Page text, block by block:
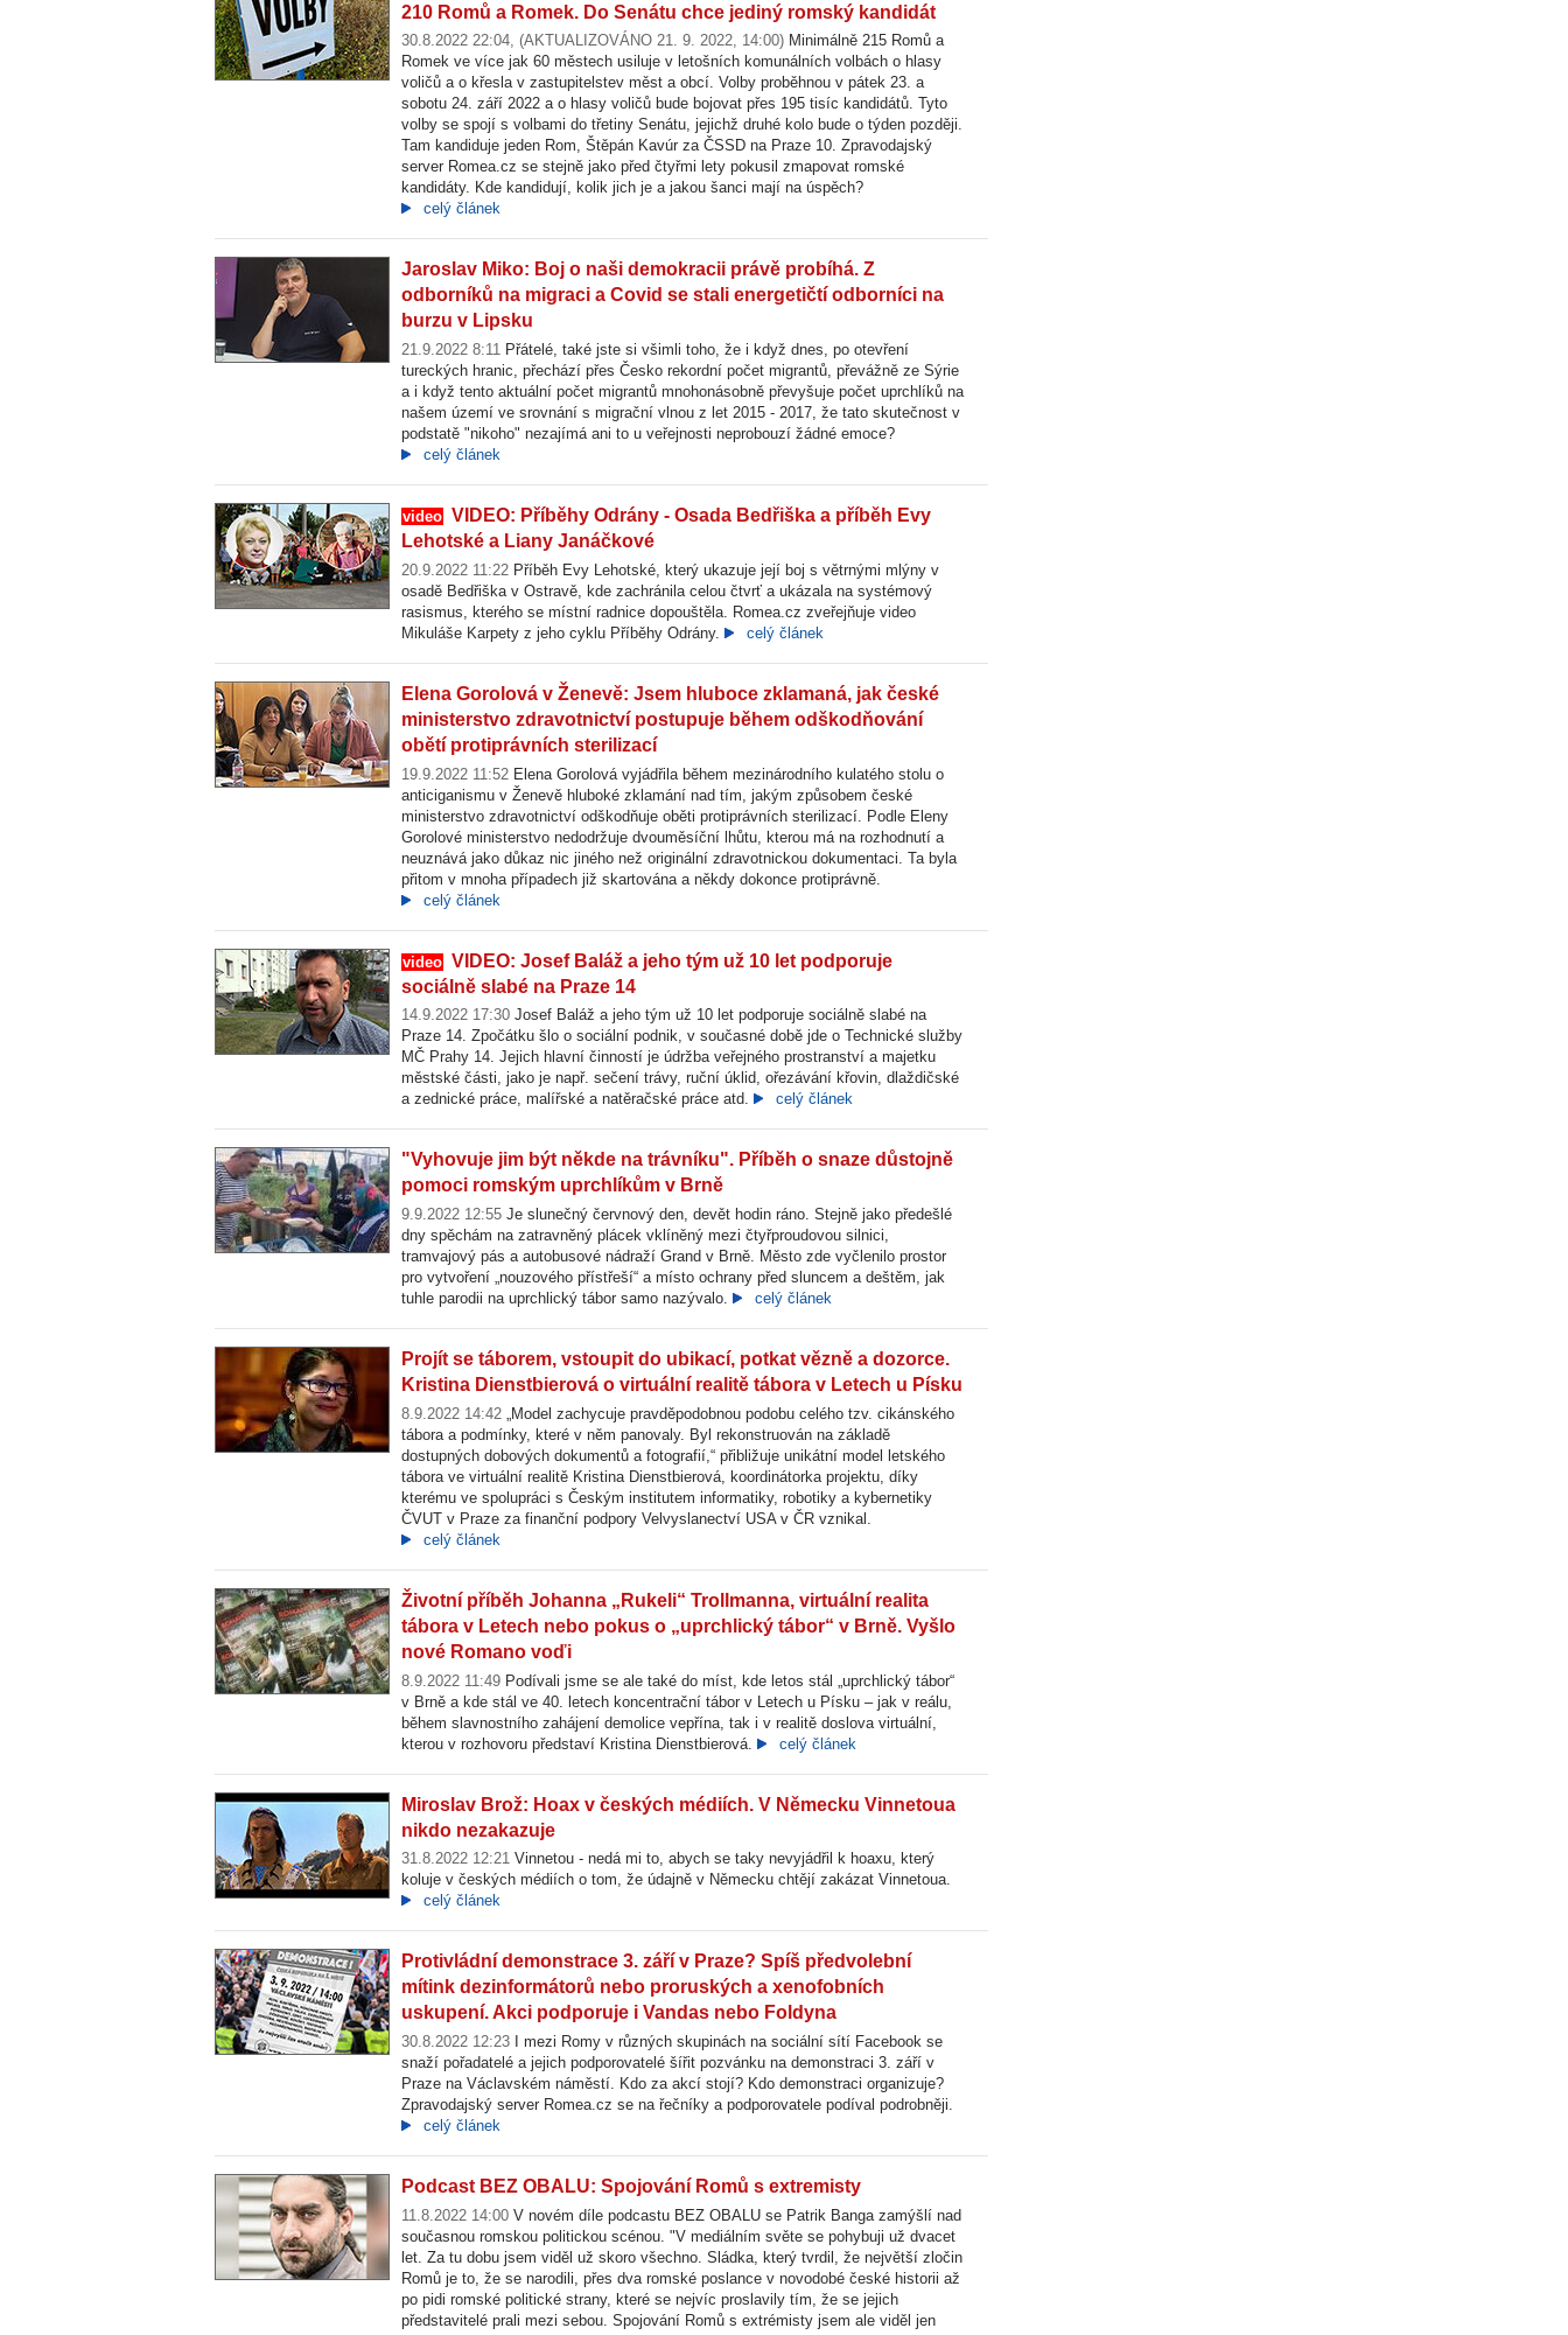
210 Romů a Romek. Do Senátu chce jediný romský kandidát
30.8.2022 22:04, (AKTUALIZOVÁNO 21. 9. 2022, 14:00) Minimálně 215 Romů a
Romek ve více jak 60 městech usiluje v letošních komunálních volbách o hlasy
voličů a o křesla v zastupitelstev měst a obcí. Volby proběhnou v pátek 23. a
sobotu 24. září 2022 a o hlasy voličů bude bojovat přes 195 tisíc kandidátů. Tyto
volby se spojí s volbami do třetiny Senátu, jejichž druhé kolo bude o týden později.
Tam kandiduje jeden Rom, Štěpán Kavúr za ČSSD na Praze 10. Zpravodajský
server Romea.cz se stejně jako před čtyřmi lety pokusil zmapovat romské
kandidáty. Kde kandidují, kolik jich je a jakou šanci mají na úspěch?
celý článek
Jaroslav Miko: Boj o naši demokracii právě probíhá. Z
odborníků na migraci a Covid se stali energetičtí odborníci na
burzu v Lipsku
21.9.2022 8:11 Přátelé, také jste si všimli toho, že i když dnes, po otevření
tureckých hranic, přechází přes Česko rekordní počet migrantů, převážně ze Sýrie
a i když tento aktuální počet migrantů mnohonásobně převyšuje počet uprchlíků na
našem území ve srovnání s migrační vlnou z let 2015 - 2017, že tato skutečnost v
podstatě "nikoho" nezajímá ani to u veřejnosti neprobouzí žádné emoce?
celý článek
video VIDEO: Příběhy Odrány - Osada Bedřiška a příběh Evy
Lehotské a Liany Janáčkové
20.9.2022 11:22 Příběh Evy Lehotské, který ukazuje její boj s větrnými mlýny v
osadě Bedřiška v Ostravě, kde zachránila celou čtvrť a ukázala na systémový
rasismus, kterého se místní radnice dopouštěla. Romea.cz zveřejňuje video
Mikuláše Karpety z jeho cyklu Příběhy Odrány.
celý článek
Elena Gorolová v Ženevě: Jsem hluboce zklamaná, jak české
ministerstvo zdravotnictví postupuje během odškodňování
obětí protiprávních sterilizací
19.9.2022 11:52 Elena Gorolová vyjádřila během mezinárodního kulatého stolu o
anticiganismu v Ženevě hluboké zklamání nad tím, jakým způsobem české
ministerstvo zdravotnictví odškodňuje oběti protiprávních sterilizací. Podle Eleny
Gorolové ministerstvo nedodržuje dvouměsíční lhůtu, kterou má na rozhodnutí a
neuznává jako důkaz nic jiného než originální zdravotnickou dokumentaci. Ta byla
přitom v mnoha případech již skartována a někdy dokonce protiprávně.
celý článek
video VIDEO: Josef Baláž a jeho tým už 10 let podporuje
sociálně slabé na Praze 14
14.9.2022 17:30 Josef Baláž a jeho tým už 10 let podporuje sociálně slabé na
Praze 14. Zpočátku šlo o sociální podnik, v současné době jde o Technické služby
MČ Prahy 14. Jejich hlavní činností je údržba veřejného prostranství a majetku
městské části, jako je např. sečení trávy, ruční úklid, ořezávání křovin, dlaždičské
a zednické práce, malířské a natěračské práce atd.
celý článek
"Vyhovuje jim být někde na trávníku". Příběh o snaze důstojně
pomoci romským uprchlíkům v Brně
9.9.2022 12:55 Je slunečný červnový den, devět hodin ráno. Stejně jako předešlé
dny spěchám na zatravněný plácek vklíněný mezi čtyřproudovou silnici,
tramvajový pás a autobusové nádraží Grand v Brně. Město zde vyčlenilo prostor
pro vytvoření „nouzového přístřeší“ a místo ochrany před sluncem a deštěm, jak
tuhle parodii na uprchlický tábor samo nazývalo.
celý článek
Projít se táborem, vstoupit do ubikací, potkat vězně a dozorce.
Kristina Dienstbierová o virtuální realitě tábora v Letech u Písku
8.9.2022 14:42 „Model zachycuje pravděpodobnou podobu celého tzv. cikánského
tábora a podmínky, které v něm panovaly. Byl rekonstruován na základě
dostupných dobových dokumentů a fotografií,“ přibližuje unikátní model letského
tábora ve virtuální realitě Kristina Dienstbierová, koordinátorka projektu, díky
kterému ve spolupráci s Českým institutem informatiky, robotiky a kybernetiky
ČVUT v Praze za finanční podpory Velvyslanectví USA v ČR vznikal.
celý článek
Životní příběh Johanna „Rukeli“ Trollmanna, virtuální realita
tábora v Letech nebo pokus o „uprchlický tábor“ v Brně. Vyšlo
nové Romano voďi
8.9.2022 11:49 Podívali jsme se ale také do míst, kde letos stál „uprchlický tábor“
v Brně a kde stál ve 40. letech koncentrační tábor v Letech u Písku – jak v reálu,
během slavnostního zahájení demolice vepřína, tak i v realitě doslova virtuální,
kterou v rozhovoru představí Kristina Dienstbierová.
celý článek
Miroslav Brož: Hoax v českých médiích. V Německu Vinnetoua
nikdo nezakazuje
31.8.2022 12:21 Vinnetou - nedá mi to, abych se taky nevyjádřil k hoaxu, který
koluje v českých médiích o tom, že údajně v Německu chtějí zakázat Vinnetoua.
celý článek
Protivládní demonstrace 3. září v Praze? Spíš předvolební
mítink dezinformátorů nebo proruských a xenofobních
uskupení. Akci podporuje i Vandas nebo Foldyna
30.8.2022 12:23 I mezi Romy v různých skupinách na sociální sítí Facebook se
snaží pořadatelé a jejich podporovatelé šířit pozvánku na demonstraci 3. září v
Praze na Václavském náměstí. Kdo za akcí stojí? Kdo demonstraci organizuje?
Zpravodajský server Romea.cz se na řečníky a podporovatele podíval podrobněji.
celý článek
Podcast BEZ OBALU: Spojování Romů s extremisty
11.8.2022 14:00 V novém díle podcastu BEZ OBALU se Patrik Banga zamýšlí nad
současnou romskou politickou scénou. "V mediálním světe se pohybuji už dvacet
let. Za tu dobu jsem viděl už skoro všechno. Sládka, který tvrdil, že největší zločin
Romů je to, že se narodili, přes dva romské poslance v novodobé české historii až
po pidi romské politické strany, které se nejvíc proslavily tím, že se jejich
představitelé prali mezi sebou. Spojování Romů s extrémisty jsem ale viděl jen